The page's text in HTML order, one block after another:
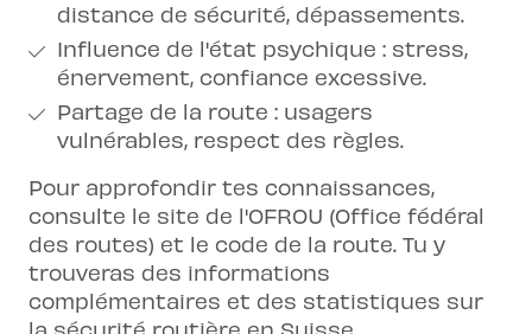
distance de sécurité, dépassements.
Influence de l'état psychique : stress,
énervement, confiance excessive.
Partage de la route : usagers
vulnérables, respect des règles.
Pour approfondir tes connaissances,
consulte le site de l'OFROU (Office fédéral
des routes) et le code de la route. Tu y
trouveras des informations
complémentaires et des statistiques sur
la sécurité routière en Suisse.